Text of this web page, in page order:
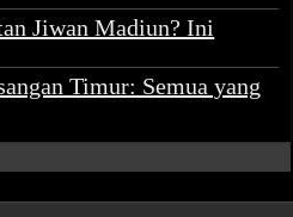
Jiwan Madiun? Ini
Timur: Semua yang